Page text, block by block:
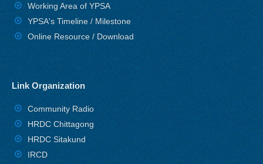
Working Area of YPSA
YPSA's Timeline / Milestone
Online Resource / Download
Link Organization
Community Radio
HRDC Chittagong
HRDC Sitakund
IRCD